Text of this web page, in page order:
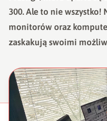
300. Ale to nie wszystko!
monitorów oraz
zaskakują swoimi